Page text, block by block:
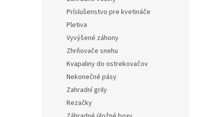
Príslušenstvo pre kvetináče
Pletiva
Vyvýšené záhony
Zhrňovače snehu
Kvapaliny do ostrekovačov
Nekonečné pásy
Zahradní grily
Rezačky